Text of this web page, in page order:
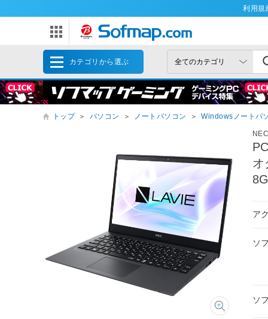
利用規
カテゴリから選ぶ
トップ ＞ パソコン ＞ ノートパソコン ＞ Windowsノートパ
オ
ア
ソ
ソ